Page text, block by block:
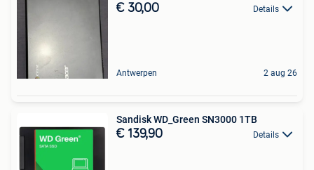
€ 30,00 Details
Antwerpen 2 aug 26
Sandisk WD_Green SN3000 1TB
€ 139,90 Details